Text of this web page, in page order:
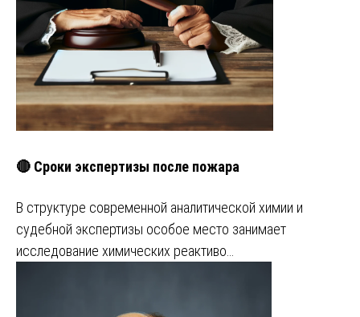
🔴 Сроки экспертизы после пожара
В структуре современной аналитической химии и
судебной экспертизы особое место занимает
исследование химических реактиво…